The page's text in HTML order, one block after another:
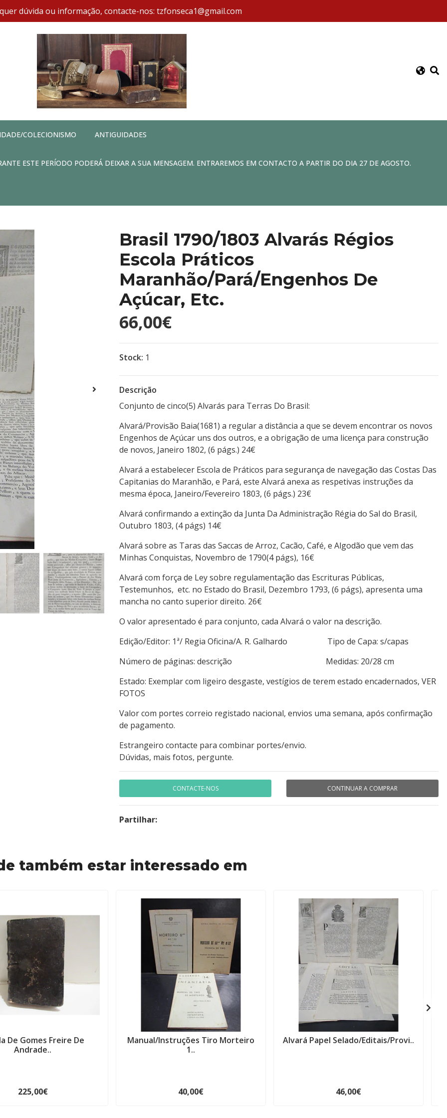
dúvida ou informação, contacte-nos: tzfonseca1@gmail.com
COLECIONISMO ANTIGUIDADES
ESTE PERÍODO PODERÁ DEIXAR A SUA MENSAGEM. ENTRAREMOS EM CONTACTO A PARTIR DO DIA 27 DE AGOSTO.
Brasil 1790/1803 Alvarás Régios
Escola Práticos
Maranhão/Pará/Engenhos De
Açúcar, Etc.
66,00€
Stock: 1
Descrição
Conjunto de cinco(5) Alvarás para Terras Do Brasil:
Alvará/Provisão Baia(1681) a regular a distância a que se devem encontrar os novos
Engenhos de Açúcar uns dos outros, e a obrigação de uma licença para construção
de novos, Janeiro 1802, (6 págs.) 24€
Alvará a estabelecer Escola de Práticos para segurança de navegação das Costas Das
Capitanias do Maranhão, e Pará, este Alvará anexa as respetivas instruções da
mesma época, Janeiro/Fevereiro 1803, (6 págs.) 23€
Alvará confirmando a extinção da Junta Da Administração Régia do Sal do Brasil,
Outubro 1803, (4 págs) 14€
Alvará sobre as Taras das Saccas de Arroz, Cacão, Café, e Algodão que vem das
Minhas Conquistas, Novembro de 1790(4 págs), 16€
Alvará com força de Ley sobre regulamentação das Escrituras Públicas,
Testemunhos, etc. no Estado do Brasil, Dezembro 1793, (6 págs), apresenta uma
mancha no canto superior direito. 26€
O valor apresentado é para conjunto, cada Alvará o valor na descrição.
Edição/Editor: 1ª/ Regia Oficina/A. R. Galhardo Tipo de Capa: s/capas
Número de páginas: descrição Medidas: 20/28 cm
Estado: Exemplar com ligeiro desgaste, vestígios de terem estado encadernados, VER
FOTOS
Valor com portes correio registado nacional, envios uma semana, após confirmação
de pagamento.
Estrangeiro contacte para combinar portes/envio.
Dúvidas, mais fotos, pergunte.
CONTACTE-NOS CONTINUAR A COMPRAR
Partilhar:
também estar interessado em
De Gomes Freire De
Andrade..
225,00€
Manual/Instruções Tiro Morteiro
1..
40,00€
Alvará Papel Selado/Editais/Provi..
46,00€